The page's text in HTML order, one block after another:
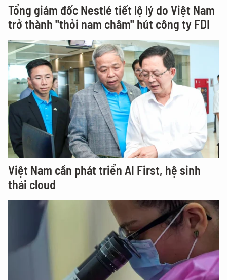
Tổng giám đốc Nestlé tiết lộ lý do Việt Nam
trở thành "thỏi nam châm" hút công ty FDI
Việt Nam cần phát triển AI First, hệ sinh
thái cloud